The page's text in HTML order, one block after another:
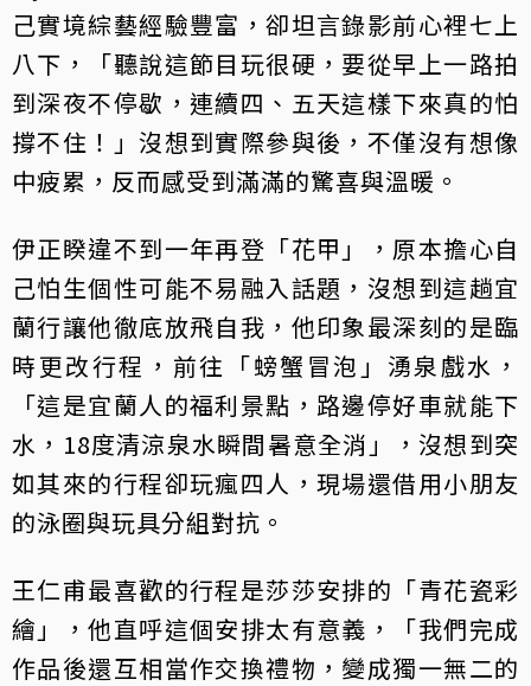
己實境綜藝經驗豐富，卻坦言錄影前心裡七上
八下，「聽說這節目玩很硬，要從早上一路拍
到深夜不停歇，連續四、五天這樣下來真的怕
撐不住！」沒想到實際參與後，不僅沒有想像
中疲累，反而感受到滿滿的驚喜與溫暖。
伊正睽違不到一年再登「花甲」，原本擔心自
己怕生個性可能不易融入話題，沒想到這趟宜
蘭行讓他徹底放飛自我，他印象最深刻的是臨
時更改行程，前往「螃蟹冒泡」湧泉戲水，
「這是宜蘭人的福利景點，路邊停好車就能下
水，18度清涼泉水瞬間暑意全消」，沒想到突
如其來的行程卻玩瘋四人，現場還借用小朋友
的泳圈與玩具分組對抗。
王仁甫最喜歡的行程是莎莎安排的「青花瓷彩
繪」，他直呼這個安排太有意義，「我們完成
作品後還互相當作交換禮物，變成獨一無二的